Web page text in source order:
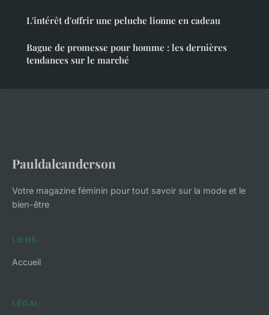
L'intérêt d'offrir une peluche lionne en cadeau
Bague de promesse pour homme : les dernières
tendances sur le marché
Pauldaleanderson
Votre magazine féminin pour tout savoir sur la mode et le
bien-être
LIENS
Accueil
LÉGAL